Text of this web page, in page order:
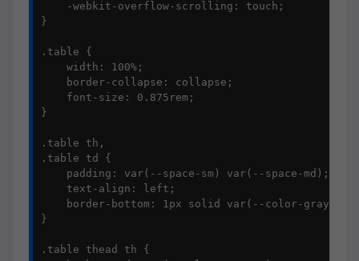
    -webkit-overflow-scrolling: touch;
}
.table {
    width: 100%;
    border-collapse: collapse;
    font-size: 0.875rem;
}
.table th,
.table td {
    padding: var(--space-sm) var(--space-md);
    text-align: left;
border-bottom: 1px solid var(--color-gray-
}
.table thead th {